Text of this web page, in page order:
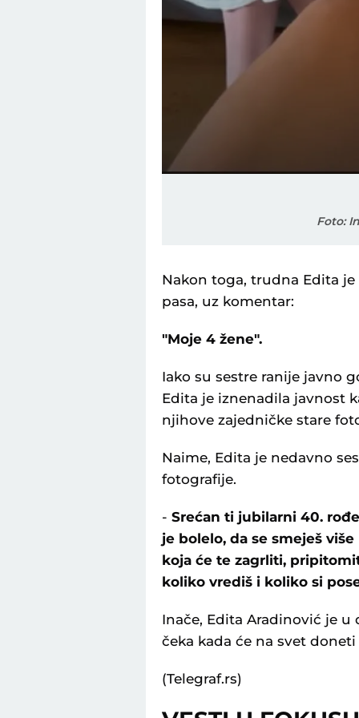
Foto:
Nakon toga, trudna Edita
pasa, uz komentar:
"Moje 4 žene".
Iako su sestre ranije javno
Edita je iznenadila javnost
njihove zajedničke stare
Naime, Edita je nedavno
fotografije.
- Srećan ti jubilarni 40.
je bolelo, da se smeješ
koja će te zagrliti,
koliko vrediš i koliko si
Inače, Edita Aradinović je
čeka kada će na svet
(Telegraf.rs)